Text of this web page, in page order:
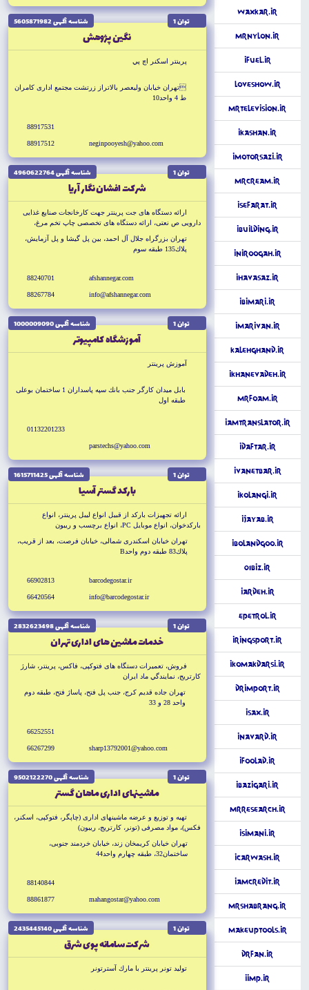
WaxKar.ir
MrNylon.ir
iFuel.ir
LoveShow.ir
MrTelevision.ir
iKashan.ir
iMotorSazi.ir
MrCream.ir
iSefarat.ir
iBuilding.ir
iNiroogah.ir
iHavasaz.ir
iBimari.ir
iMarivan.ir
KalehGhand.ir
iKhanevadeh.ir
MrFoam.ir
iAmTranslator.ir
iDaftar.ir
iVanetbar.ir
iKolangi.ir
iJayab.ir
iBolandgoo.ir
01Biz.ir
iArdeh.ir
ePetrol.ir
iRingSport.ir
iKomakDarsi.ir
DrImport.ir
iSax.ir
iNavard.ir
iFoolad.ir
iBazigari.ir
MrResearch.ir
iSimani.ir
iCarwash.ir
iAmCredit.ir
MrShabrang.ir
MakeupTools.ir
DrFan.ir
iimp.ir
توان 1 شناسه آگهى 5605871982
نگين پژوهش
پرينتر اسكنر اچ پي
تهران خيابان وليعصر بالاتراز زرتشت مجتمع ادارى كامران
ط 4 واحد10
neginpooyesh@yahoo.com
88917531
88917512
توان 1 شناسه آگهى 4960622764
شركت افشان نگار آريا
ارائه دستگاه هاى جت پرينتر جهت كارخانجات صنايع غذايى
دارويى ص نعتى، ارائه دستگاه هاى تخصصى چاپ تخم مرغ،
تهران بزرگراه جلال آل احمد، بين پل گيشا و پل آزمايش،
پلاك135 طبقه سوم
afshannegar.com
info@afshannegar.com
88240701
88267784
توان 1 شناسه آگهى 1000009090
آموزشگاه كامپيوتر
آموزش پرينتر
بابل ميدان كارگر جنب بانك سپه پاسداران 1 ساختمان بوعلى
طبقه اول
parstechs@yahoo.com
01132201233
توان 1 شناسه آگهى 1615711425
باركد گستر آسيا
ارائه تجهيزات باركد از قبيل انواع ليبل پرينتر، انواع
باركدخوان، انواع موبايل PC، انواع برچسب و ريبون
تهران خيابان اسكندرى شمالى، خيابان فرصت، بعد از قريب،
پلاك83 طبقه دوم واحدB
barcodegostar.ir
info@barcodegostar.ir
66902813
66420564
توان 1 شناسه آگهى 2832623498
خدمات ماشين هاى ادارى تهران
فروش، تعميرات دستگاه هاى فتوكپى، فاكس، پرينتر، شارژ
كارتريج، نمايندگي ماد ايران
تهران جاده قديم كرج، جنب پل فتح، پاساژ فتح، طبقه دوم
واحد 28 و 33
sharp13792001@yahoo.com
66252551
66267299
توان 1 شناسه آگهى 9502122270
ماشينهاى ادارى ماهان گستر
تهيه و توزيع و عرضه ماشينهاى ادارى (چاپگر، فتوكپى، اسكنر،
فكس)، مواد مصرفى (تونر، كارتريج، ريبون)
تهران خيابان كريمخان زند، خيابان خردمند جنوبى،
ساختمان32، طبقه چهارم واحد44
mahangostar@yahoo.com
88140844
88861877
توان 1 شناسه آگهى 2435445140
شركت سامانه پوى شرق
توليد تونر پرينتر با مارك آسترتونر